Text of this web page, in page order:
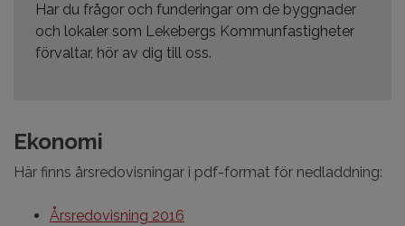
Har du frågor och funderingar om de byggnader
och lokaler som Lekebergs Kommunfastigheter
förvaltar, hör av dig till oss.
Ekonomi
Här finns årsredovisningar i pdf-format för nedladdning:
Årsredovisning 2016